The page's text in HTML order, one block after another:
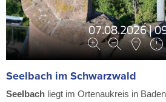
Seelbach im Schwarzwald
Seelbach liegt im Ortenaukreis in